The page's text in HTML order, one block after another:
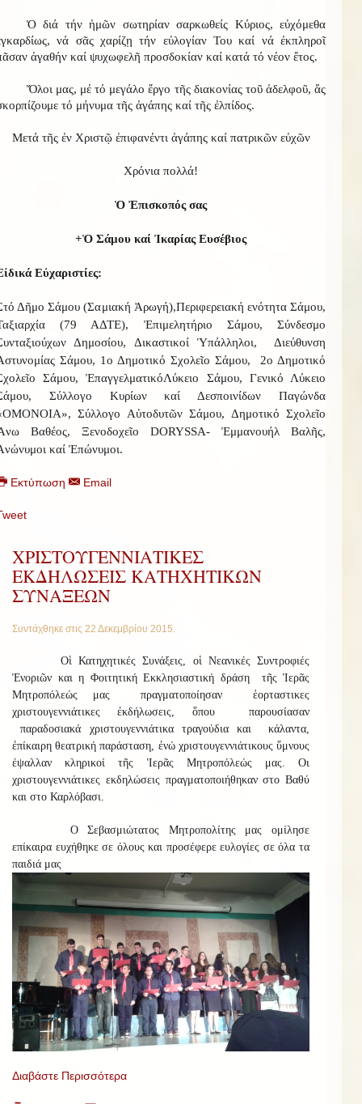
Ὁ διά τήν ἡμῶν σωτηρίαν σαρκωθείς Κύριος, εὐχόμεθα
νά σᾶς χαρίζῃ τήν εὐλογίαν Του καί νά ἐκπληροῖ
ἀγαθήν καί ψυχωφελῆ προσδοκίαν καί κατά τό νέον ἔτος.
Ὅλοι μας, μέ τό μεγάλο ἔργο τῆς διακονίας τοῦ ἀδελφοῦ, ἅς
τό μήνυμα τῆς ἀγάπης καί τῆς ἐλπίδος.
Μετά τῆς ἐν Χριστῷ ἐπιφανέντι ἀγάπης καί πατρικῶν εὐχῶν
Χρόνια πολλά!
Ὁ Ἐπισκοπός σας
+Ὁ Σάμου καί Ἰκαρίας Ευσέβιος
Εὐχαριστίες:
Δῆμο Σάμου (Σαμιακή Ἀρωγή),Περιφερειακή ενότητα Σάμου,
(79 ΑΔΤΕ), Ἐπιμελητήριο Σάμου, Σύνδεσμο
Δημοσίου, Δικαστικοί Ὑπάλληλοι, Διεύθυνση
Σάμου, 1ο Δημοτικό Σχολεῖο Σάμου, 2ο Δημοτικό
Σάμου, ἘπαγγελματικόΛύκειο Σάμου, Γενικό Λύκειο
Σύλλογο Κυρίων καί Δεσποινίδων Παγώνδα
Σύλλογο Αὐτοδυτῶν Σάμου, Δημοτικό Σχολεῖο
Βαθέος, Ξενοδοχεῖο DORYSSA- Ἐμμανουήλ Βαλῆς,
καί Ἐπώνυμοι.
Εκτύπωση Email
ΧΡΙΣΤΟΥΓΕΝΝΙΑΤΙΚΕΣ
ΕΚΔΗΛΩΣΕΙΣ ΚΑΤΗΧΗΤΙΚΩΝ
ΣΥΝΑΞΕΩΝ
Συντάχθηκε στις 22 Δεκεμβρίου 2015.
Οἱ Κατηχητικές Συνάξεις, οἱ Νεανικές Συντροφιές
Ἐνοριῶν και η Φοιτητική Εκκλησιαστική δράση τῆς Ἱερᾶς
Μητροπόλεώς μας πραγματοποίησαν ἑορταστικες
χριστουγεννιάτικες ἐκδήλωσεις, ὅπου παρουσίασαν
παραδοσιακά χριστουγεννιάτικα τραγούδια και κάλαντα,
ἐπίκαιρη θεατρική παράσταση, ἐνώ χριστουγεννιάτικους ὕμνους
έψαλλαν κληρικοί τῆς Ἱερᾶς Μητροπόλεώς μας. Οι
χριστουγεννιάτικες εκδηλώσεις πραγματοποιήθηκαν στο Βαθύ
και στο Καρλόβασι.
Ο Σεβασμιώτατος Μητροπολίτης μας ομίλησε
επίκαιρα ευχήθηκε σε όλους και προσέφερε ευλογίες σε όλα τα
παιδιά μας
Διαβάστε Περισσότερα